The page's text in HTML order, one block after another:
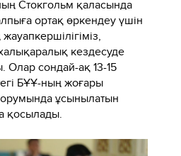
Стокгольм қаласында
ортақ өркендеу үшін
халықаралық кездесуде
сондай-ақ 13-15
БҰҰ-ның жоғары
ұсынылатын
қосылады.